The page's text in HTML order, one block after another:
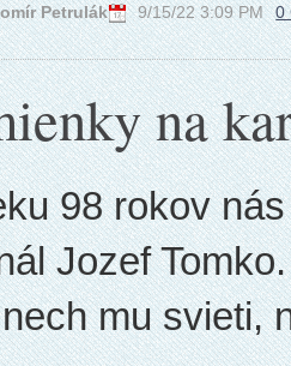
Petrulák 9/15/22 3:09 PM 0
na
98 rokov
Jozef
mu svieti,